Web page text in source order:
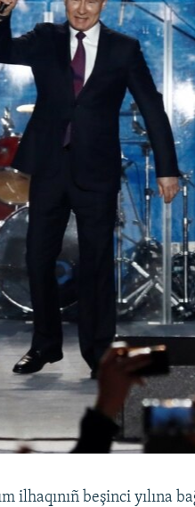
ilhaqınıñ beşinci yılına